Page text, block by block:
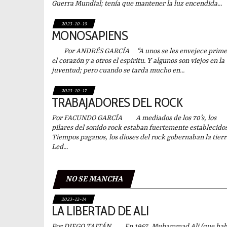
Guerra Mundial; tenía que mantener la luz encendida...
2023-10-19
MONOSAPIENS
Por ANDRÉS GARCÍA “A unos se les envejece
el corazón y a otros el espíritu. Y algunos son viejos en la
juventud; pero cuando se tarda mucho en...
2023-10-17
TRABAJADORES DEL ROCK
Por FACUNDO GARCÍA A mediados de los 70’s, los
pilares del sonido rock estaban fuertemente
Tiempos paganos, los dioses del rock gobernaban la
Led...
NO SE MANCHA
2023-12-14
LA LIBERTAD DE ALI